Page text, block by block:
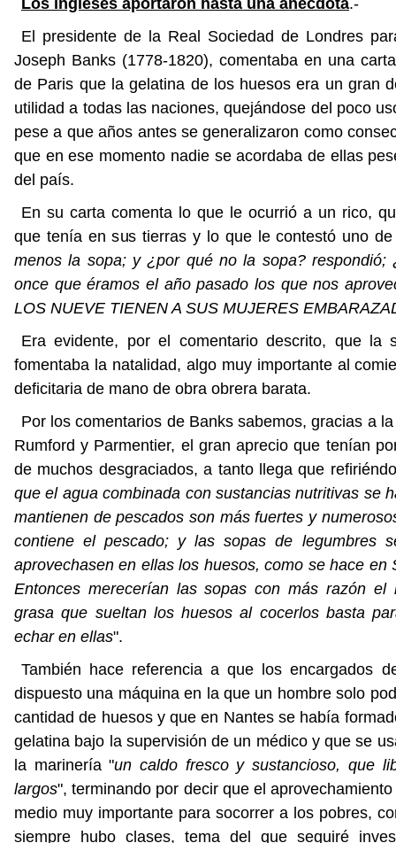
El presidente de la Real Sociedad de Londres
Joseph Banks (1778-1820), comentaba en una
de Paris que la gelatina de los huesos era un gran
utilidad a todas las naciones, quejándose del poco
pese a que años antes se generalizaron como
que en ese momento nadie se acordaba de ellas
del país.
En su carta comenta lo que le ocurrió a un rico,
que tenía en sus tierras y lo que le contestó uno
menos la sopa; y ¿por qué no la sopa? respondió;
once que éramos el año pasado los que nos
LOS NUEVE TIENEN A SUS MUJERES
Era evidente, por el comentario descrito, que
fomentaba la natalidad, algo muy importante al
deficitaria de mano de obra obrera barata.
Por los comentarios de Banks sabemos, gracias a
Rumford y Parmentier, el gran aprecio que tenían
de muchos desgraciados, a tanto llega que
que el agua combinada con sustancias nutritivas se
mantienen de pescados son más fuertes y
contiene el pescado; y las sopas de legumbres
aprovechasen en ellas los huesos, como se hace
Entonces merecerían las sopas con más razón el
grasa que sueltan los huesos al cocerlos basta
echar en ellas".
También hace referencia a que los encargados
dispuesto una máquina en la que un hombre solo
cantidad de huesos y que en Nantes se había
gelatina bajo la supervisión de un médico y que se
la marinería "un caldo fresco y sustancioso, que
largos", terminando por decir que el
medio muy importante para socorrer a los pobres,
siempre hubo clases, tema del que seguiré